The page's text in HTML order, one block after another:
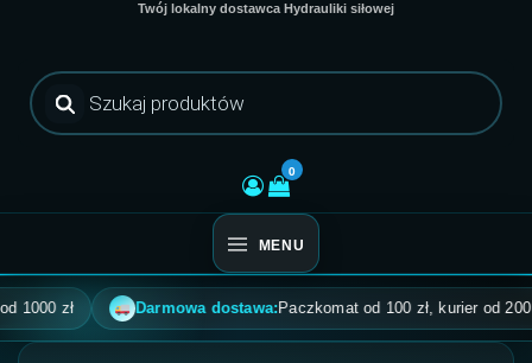
Twój lokalny dostawca Hydrauliki siłowej
Wyszukiwarka
produktów
0
MENU
zł Darmowa dostawa:Paczkomat od 100 zł, kurier od 200 zł,